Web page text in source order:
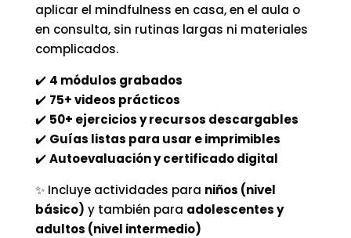
aplicar el mindfulness en casa, en el aula o
en consulta, sin rutinas largas ni materiales
complicados.
✔️ 4 módulos grabados
✔️ 75+ videos prácticos
✔️ 50+ ejercicios y recursos descargables
✔️ Guías listas para usar e imprimibles
✔️Autoevaluación y certificado digital
✨ Incluye actividades para niños (nivel
básico) y también para adolescentes y
adultos (nivel intermedio)